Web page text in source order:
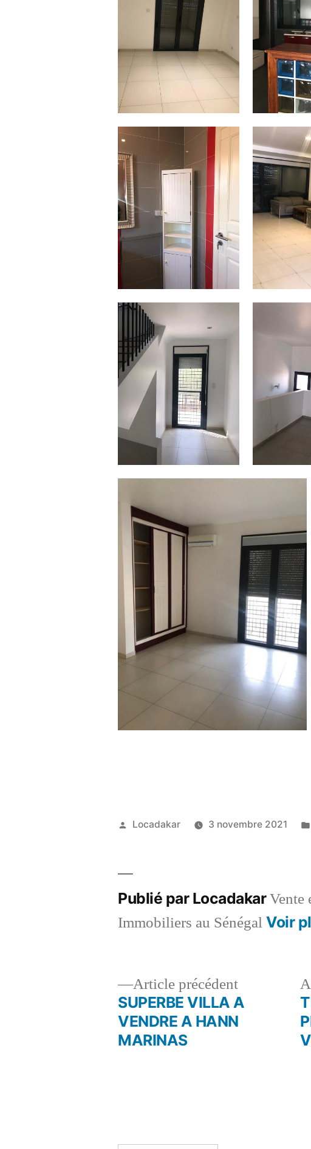
Publié
Locadakar 3 novembre 2021
Publié par LocadakarVente
Immobiliers au SénégalVoir
Navigation
Article précédentArticle
précédent :
SUPERBE VILLA A
VENDRE A HANN
MARINAS